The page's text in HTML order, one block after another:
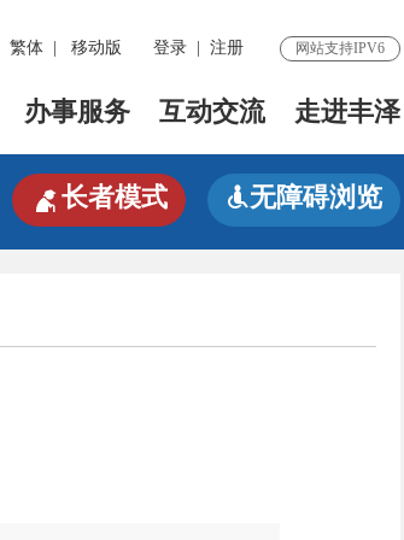
繁体 移动版 登录 注册 网站支持IPV6
办事服务 互动交流 走进丰泽
长者模式 无障碍浏览